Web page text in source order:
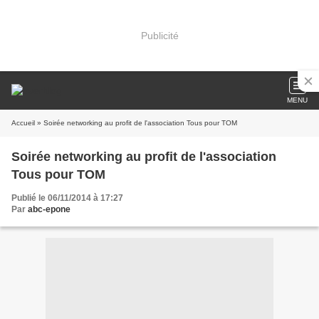
Publicité
MENU
Accueil » Soirée networking au profit de l'association Tous pour TOM
Soirée networking au profit de l'association
Tous pour TOM
Publié le 06/11/2014 à 17:27
Par abc-epone